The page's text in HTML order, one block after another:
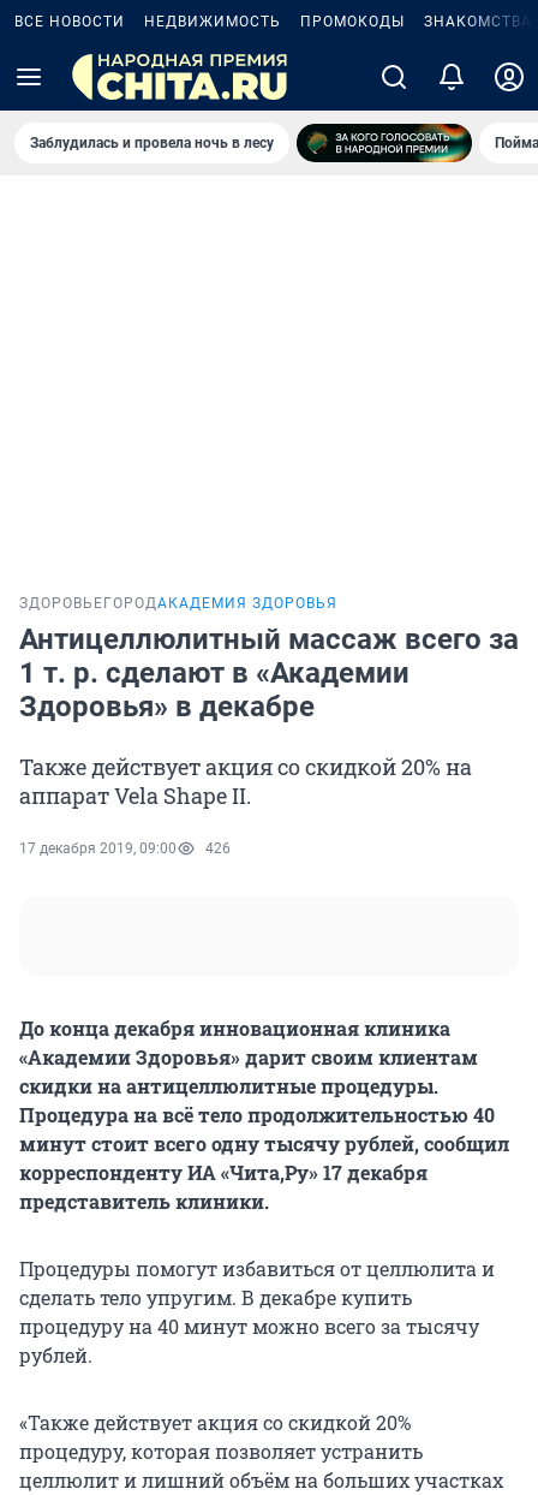
ВСЕ НОВОСТИ НЕДВИЖИМОСТЬ ПРОМОКОДЫ ЗНАКОМСТВА
Заблудилась и провела ночь в лесу
ЗДОРОВЬЕ ГОРОДАКАДЕМИЯ ЗДОРОВЬЯ
Антицеллюлитный массаж всего за
1 т. р. сделают в «Академии
Здоровья» в декабре
Также действует акция со скидкой 20% на
аппарат Vela Shape II.
17 декабря 2019, 09:00 426
До конца декабря инновационная клиника
«Академии Здоровья» дарит своим клиентам
скидки на антицеллюлитные процедуры.
Процедура на всё тело продолжительностью 40
минут стоит всего одну тысячу рублей, сообщил
корреспонденту ИА «Чита,Ру» 17 декабря
представитель клиники.
Процедуры помогут избавиться от целлюлита и
сделать тело упругим. В декабре купить
процедуру на 40 минут можно всего за тысячу
рублей.
«Также действует акция со скидкой 20%
процедуру, которая позволяет устранить
целлюлит и лишний объём на больших участках